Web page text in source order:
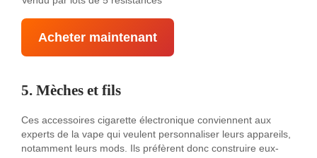
Acheter maintenant
5. Mèches et fils
Ces accessoires cigarette électronique conviennent aux
experts de la vape qui veulent personnaliser leurs appareils,
notamment leurs mods. Ils préfèrent donc construire eux-